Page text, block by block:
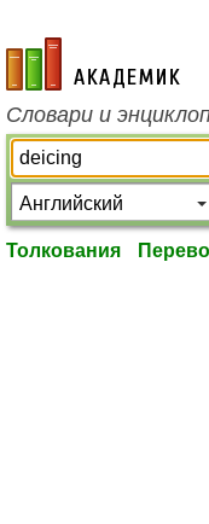
academic.ru
Словари и
Толкования